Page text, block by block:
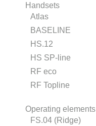
Handsets
Atlas
BASELINE
HS.12
HS SP-line
RF eco
RF Topline
Operating elements
FS.04 (Ridge)